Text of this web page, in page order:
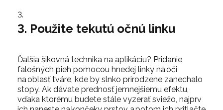
3. Použite tekutú očnú linku
Ďalšia šikovná technika na aplikáciu? Pridanie
falošných pieh pomocou hnedej linky na oči
na oblasť tváre, kde by slnko prirodzene zanechalo
stopy. Ak dávate prednosť jemnejšiemu efektu,
vďaka ktorému budete stále vyzerať sviežo, najprv